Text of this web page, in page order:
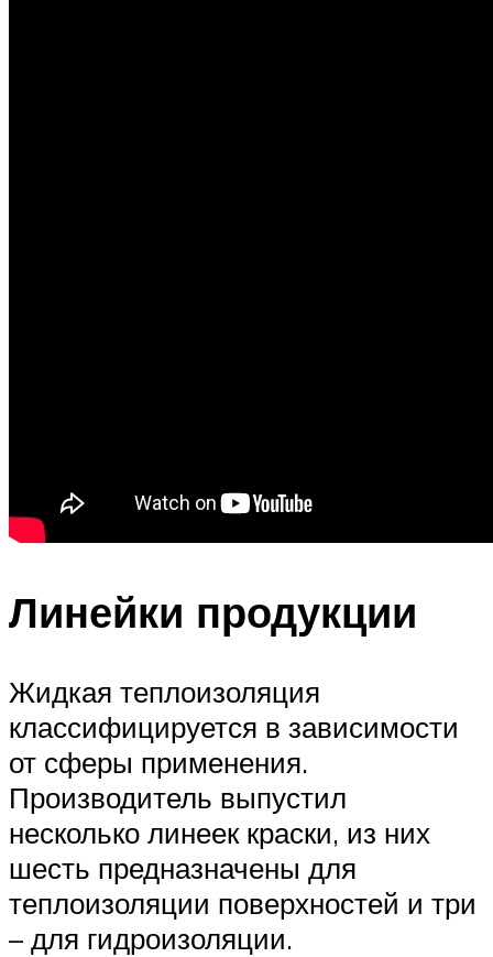
Линейки продукции
Жидкая теплоизоляция
классифицируется в зависимости
от сферы применения.
Производитель выпустил
несколько линеек краски, из них
шесть предназначены для
теплоизоляции поверхностей и три
– для гидроизоляции.